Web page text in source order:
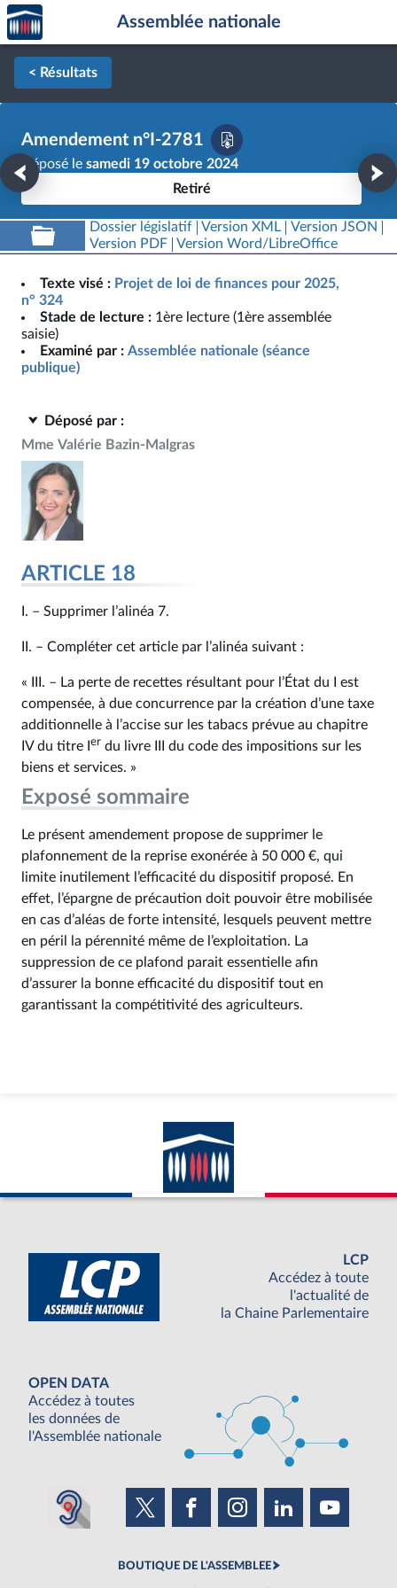
Aller au contenu
Aller en bas de la page
Accèder
à la
page
d'accueil
Assemblée nationale
< Résultats
Amendement n°I-2781
Déposé le samedi 19 octobre 2024
Retiré
Dossier législatif Version XML
Version JSON
Version PDF
Version Word/LibreOffice
Texte visé : Projet de loi de finances pour 2025,
n° 324
Stade de lecture : 1ère lecture (1ère assemblée
saisie)
Examiné par : Assemblée nationale (séance
publique)
Déposé par :
Mme Valérie Bazin-Malgras
ARTICLE 18
I. – Supprimer l’alinéa 7.
II. – Compléter cet article par l’alinéa suivant :
« III. – La perte de recettes résultant pour l’État du I est
compensée, à due concurrence par la création d’une taxe
additionnelle à l’accise sur les tabacs prévue au chapitre
IV du titre I er du livre III du code des impositions sur les
biens et services. »
Exposé sommaire
Le présent amendement propose de supprimer le
plafonnement de la reprise exonérée à 50 000 €, qui
limite inutilement l’efficacité du dispositif proposé. En
effet, l’épargne de précaution doit pouvoir être mobilisée
en cas d’aléas de forte intensité, lesquels peuvent mettre
en péril la pérennité même de l’exploitation. La
suppression de ce plafond parait essentielle afin
d’assurer la bonne efficacité du dispositif tout en
garantissant la compétitivité des agriculteurs.
LCP
Accédez à toute
l'actualité de
la Chaine Parlementaire
OPEN DATA
Accédez à toutes
les données de
l'Assemblée nationale
BOUTIQUE DE L'ASSEMBLEE